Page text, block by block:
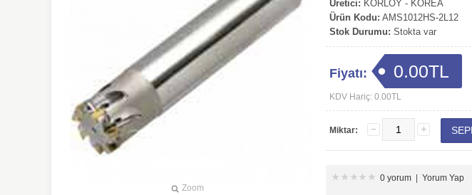
Zoom
Üretici: KORLOY - KOREA
Ürün Kodu: AMS1012HS-2L12
Stok Durumu: Stokta var
Fiyatı: 0.00TL
KDV Hariç: 0.00TL
Miktar:
0 yorum Yorum Yap